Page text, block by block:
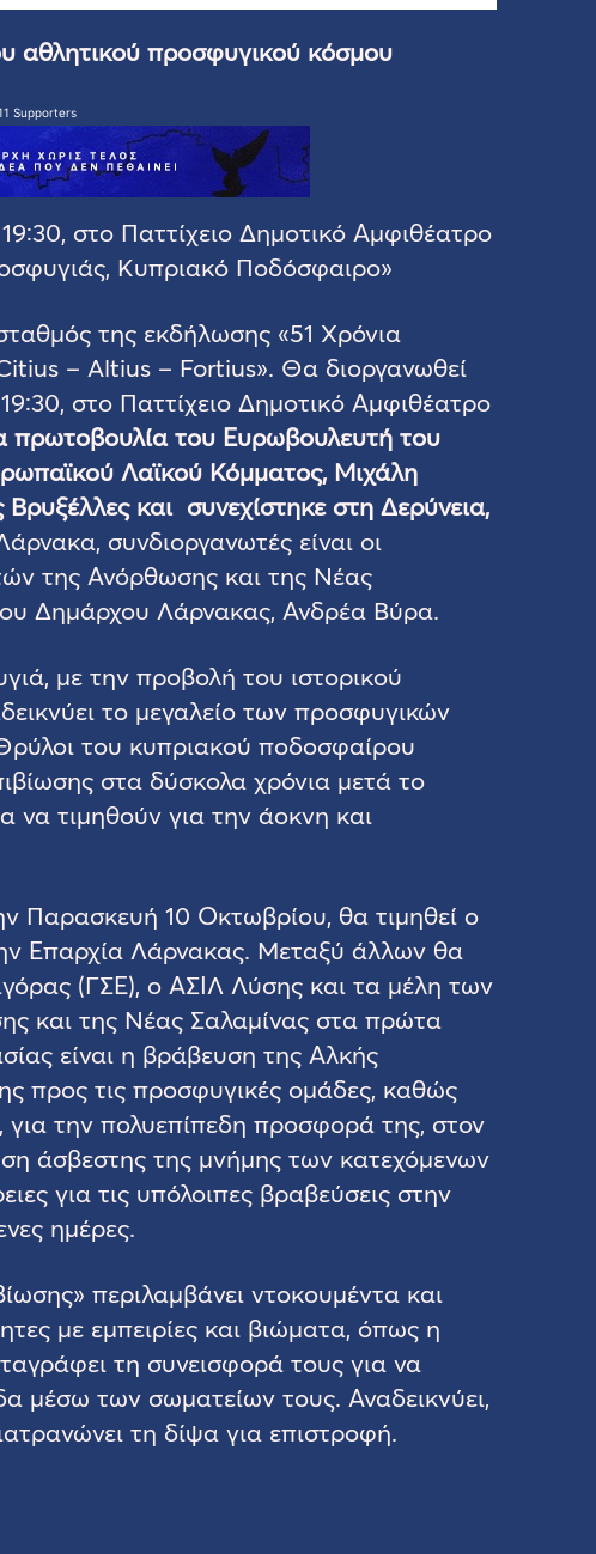
αθλητικού προσφυγικού κόσμου
Supporters
στο Παττίχειο Δημοτικό Αμφιθέατρο
Κυπριακό Ποδόσφαιρο»
της εκδήλωσης «51 Χρόνια
– Altius – Fortius». Θα διοργανωθεί
στο Παττίχειο Δημοτικό Αμφιθέατρο
πρωτοβουλία του Ευρωβουλευτή του
Λαϊκού Κόμματος, Μιχάλη
και συνεχίστηκε στη Δερύνεια,
συνδιοργανωτές είναι οι
της Ανόρθωσης και της Νέας
Δημάρχου Λάρνακας, Ανδρέα Βύρα.
με την προβολή του ιστορικού
το μεγαλείο των προσφυγικών
του κυπριακού ποδοσφαίρου
στα δύσκολα χρόνια μετά το
να τιμηθούν για την άοκνη και
Παρασκευή 10 Οκτωβρίου, θα τιμηθεί ο
Επαρχία Λάρνακας. Μεταξύ άλλων θα
(ΓΣΕ), ο ΑΣΙΛ Λύσης και τα μέλη των
και της Νέας Σαλαμίνας στα πρώτα
είναι η βράβευση της Αλκής
προς τις προσφυγικές ομάδες, καθώς
για την πολυεπίπεδη προσφορά της, στον
άσβεστης της μνήμης των κατεχόμενων
για τις υπόλοιπες βραβεύσεις στην
ημέρες.
περιλαμβάνει ντοκουμέντα και
με εμπειρίες και βιώματα, όπως η
τη συνεισφορά τους για να
μέσω των σωματείων τους. Αναδεικνύει,
τη δίψα για επιστροφή.